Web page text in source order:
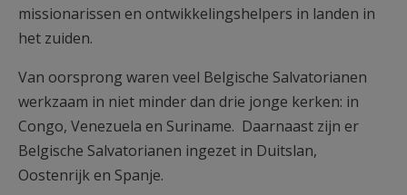
missionarissen en ontwikkelingshelpers in landen in
het zuiden.
Van oorsprong waren veel Belgische Salvatorianen
werkzaam in niet minder dan drie jonge kerken: in
Congo, Venezuela en Suriname. Daarnaast zijn er
Belgische Salvatorianen ingezet in Duitslan,
Oostenrijk en Spanje.